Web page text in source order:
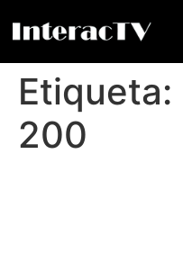
Etiqueta:
200